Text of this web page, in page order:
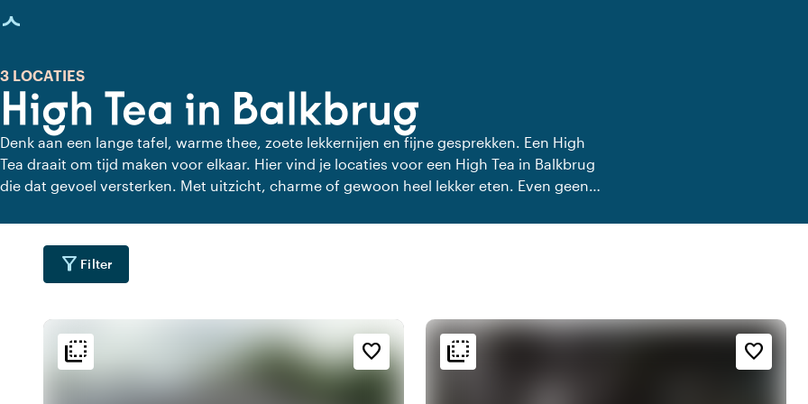
geladen
High Tea in Balkbrug
3 LOCATIES
Denk aan een lange tafel, warme thee, zoete lekkernijen en fijne gesprekken. Een High
Tea draait om tijd maken voor elkaar. Hier vind je locaties voor een High Tea in Balkbrug
die dat gevoel versterken. Met uitzicht, charme of gewoon heel lekker eten. Even geen
filter_alt Filter
flip_to_back favorite_border
flip_to_back Sfeer en esthetiek
info
Bruin Cafe
flip_to_back favorite_border
flip_to_back Sfeer en esthetiek
style
Bereikbaarheid en ligging
water
Aan de gracht
Bereikbaarheid en ligging
forest